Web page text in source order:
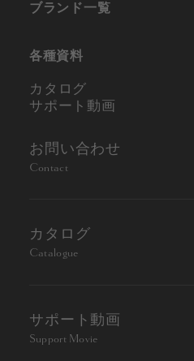
ブランド一覧
各種資料
カタログ
サポート動画
お問い合わせ
Contact
カタログ
Catalogue
サポート動画
Support Movie